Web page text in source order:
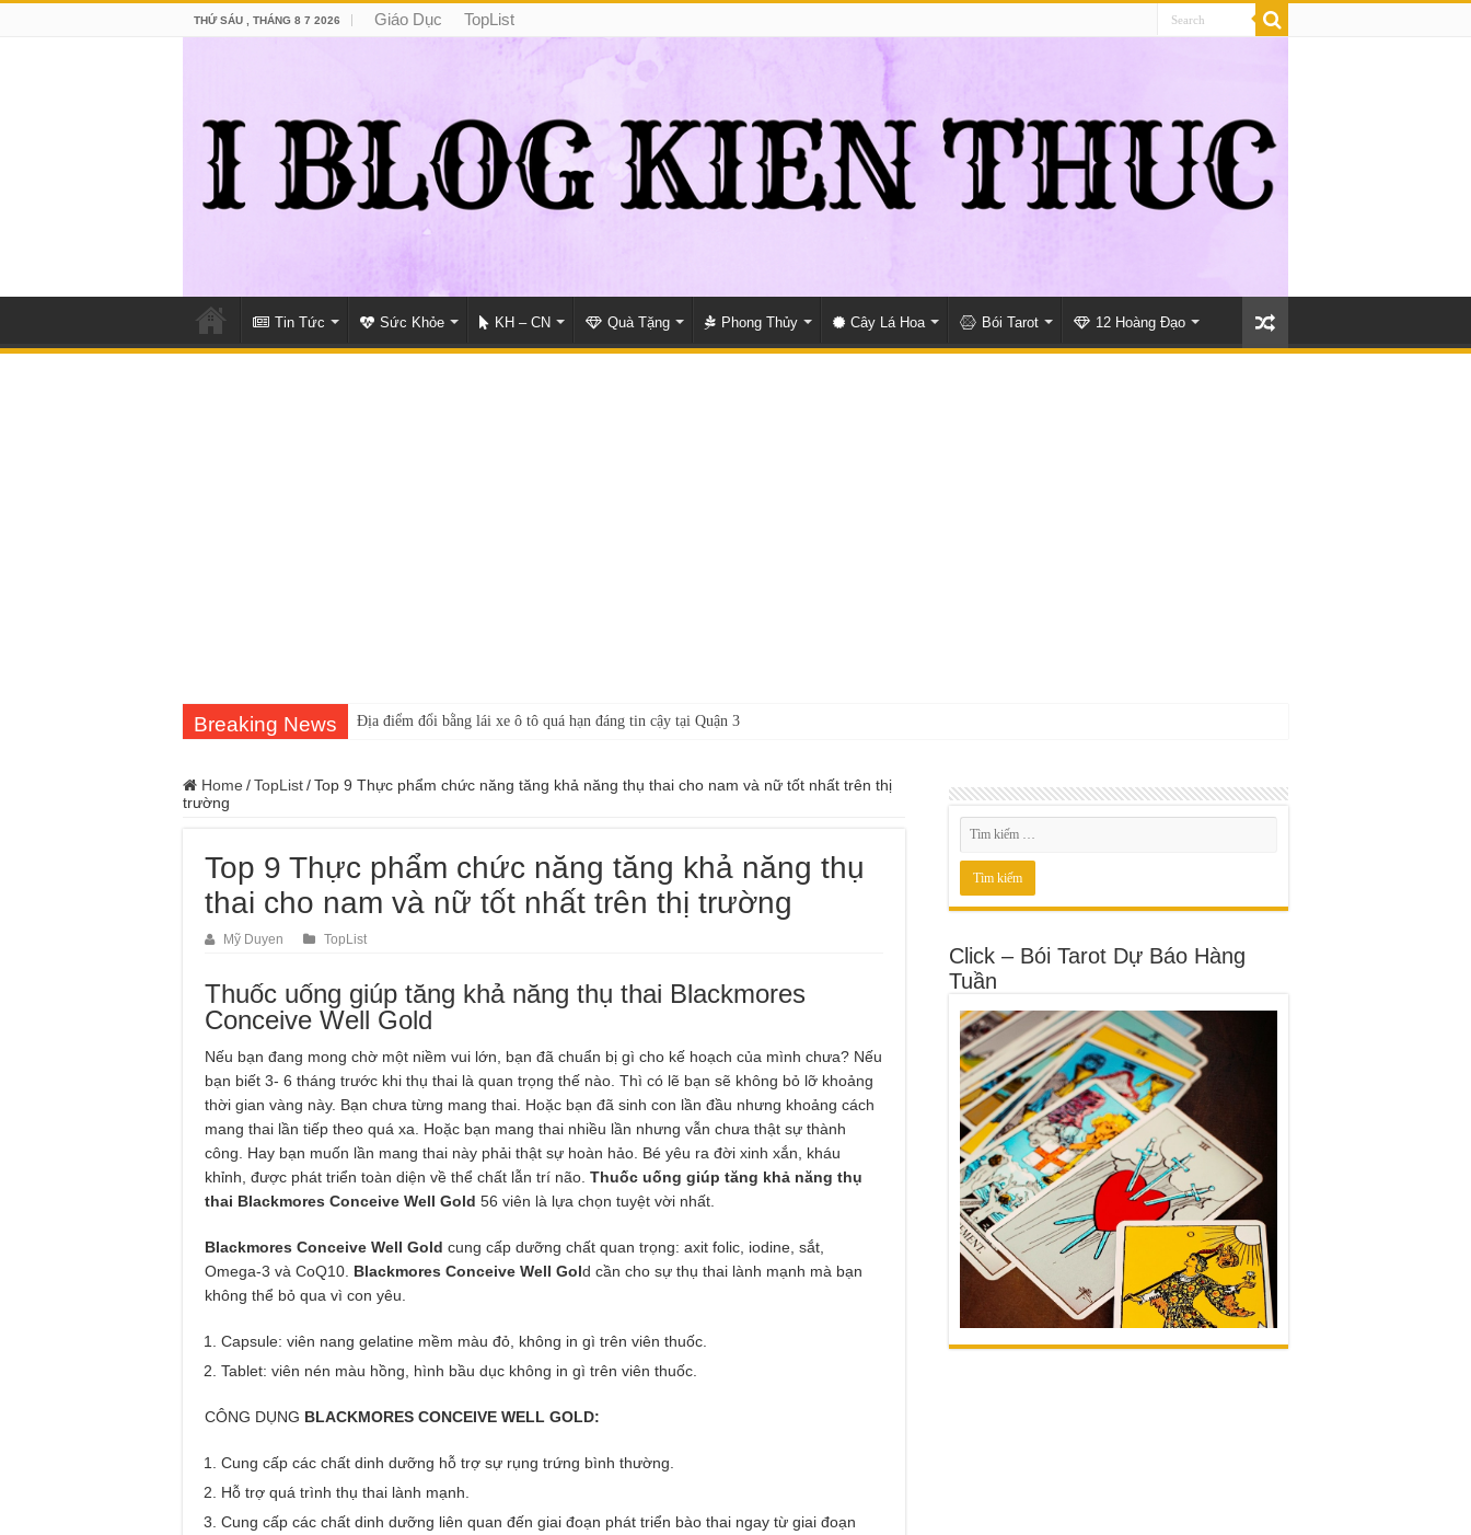
THỨ SÁU , THÁNG 8 7 2026 Giáo Dục TopList
Tin Tức Sức Khỏe KH – CN Quà Tặng Phong Thủy Cây Lá Hoa Bói Tarot 12 Hoàng Đạo
Breaking News Địa điểm đổi bằng lái xe ô tô quá hạn đáng tin cậy tại Quận 3
Home /TopList/Top 9 Thực phẩm chức năng tăng khả năng thụ thai cho nam và nữ tốt nhất trên thị
trường
Top 9 Thực phẩm chức năng tăng khả năng thụ
thai cho nam và nữ tốt nhất trên thị trường
Mỹ Duyen TopList
Thuốc uống giúp tăng khả năng thụ thai Blackmores
Conceive Well Gold
Nếu bạn đang mong chờ một niềm vui lớn, bạn đã chuẩn bị gì cho kế hoạch của mình chưa? Nếu
bạn biết 3- 6 tháng trước khi thụ thai là quan trọng thế nào. Thì có lẽ bạn sẽ không bỏ lỡ khoảng
thời gian vàng này. Bạn chưa từng mang thai. Hoặc bạn đã sinh con lần đầu nhưng khoảng cách
mang thai lần tiếp theo quá xa. Hoặc bạn mang thai nhiều lần nhưng vẫn chưa thật sự thành
công. Hay bạn muốn lần mang thai này phải thật sự hoàn hảo. Bé yêu ra đời xinh xắn, kháu
khỉnh, được phát triển toàn diện về thể chất lẫn trí não. Thuốc uống giúp tăng khả năng thụ
thai Blackmores Conceive Well Gold 56 viên là lựa chọn tuyệt vời nhất.
Blackmores Conceive Well Gold cung cấp dưỡng chất quan trọng: axit folic, iodine, sắt,
Omega-3 và CoQ10. Blackmores Conceive Well Gold cần cho sự thụ thai lành mạnh mà bạn
không thể bỏ qua vì con yêu.
Capsule: viên nang gelatine mềm màu đỏ, không in gì trên viên thuốc.
Tablet: viên nén màu hồng, hình bầu dục không in gì trên viên thuốc.
CÔNG DỤNG BLACKMORES CONCEIVE WELL GOLD:
Cung cấp các chất dinh dưỡng hỗ trợ sự rụng trứng bình thường.
Hỗ trợ quá trình thụ thai lành mạnh.
Cung cấp các chất dinh dưỡng liên quan đến giai đoạn phát triển bào thai ngay từ giai đoạn
Click – Bói Tarot Dự Báo Hàng
Tuần